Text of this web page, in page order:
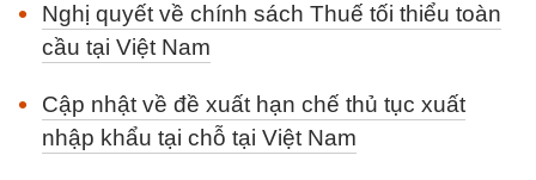
Nghị quyết về chính sách Thuế tối thiểu toàn
cầu tại Việt Nam
Cập nhật về đề xuất hạn chế thủ tục xuất
nhập khẩu tại chỗ tại Việt Nam